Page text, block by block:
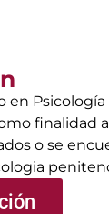
en
finalidad
o se